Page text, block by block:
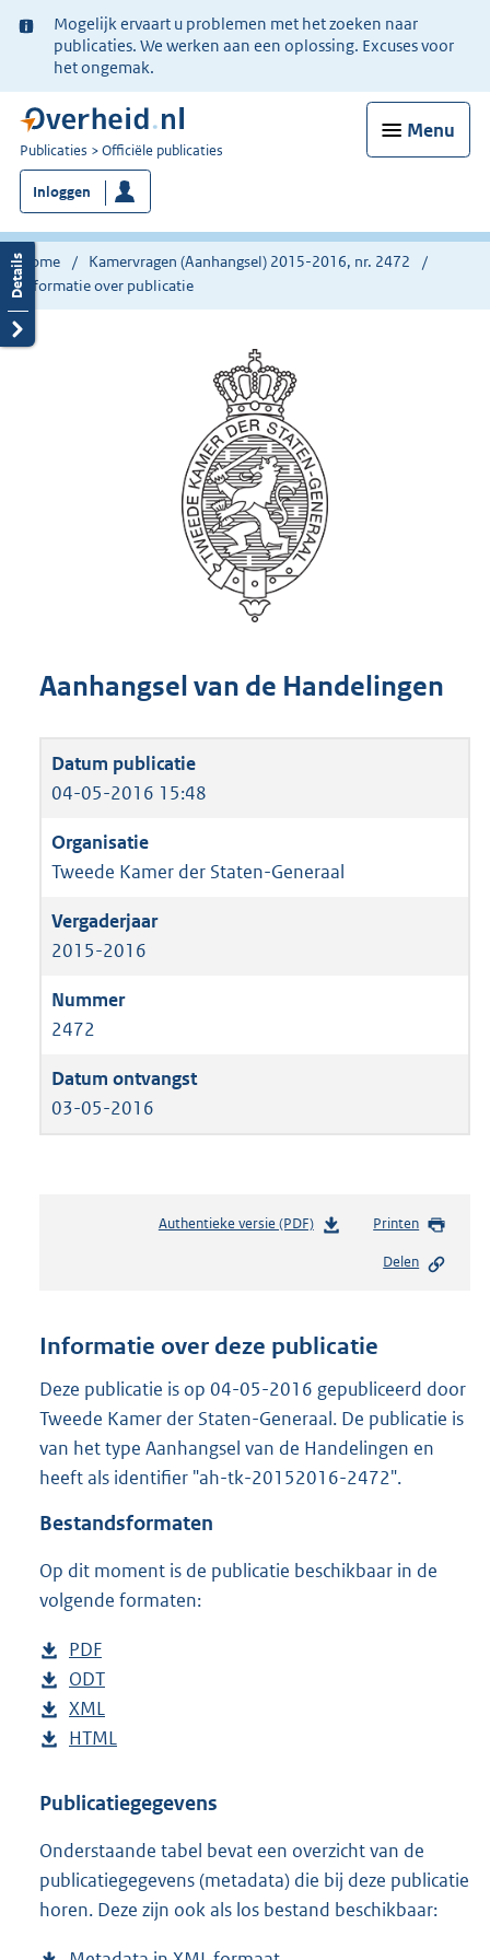
Ter
informatie:
Mogelijk ervaart u problemen met het zoeken naar
publicaties. We werken aan een oplossing. Excuses voor
het ongemak.
Menu
U
bent
nu
hier:
Publicaties Officiële publicaties
Inloggen
Home
Kamervragen (Aanhangsel) 2015-2016, nr. 2472
Informatie over publicatie
Aanhangsel van de Handelingen
04-05-2016 15:48
Tweede Kamer der Staten-Generaal
2015-2016
2472
03-05-2016
Authentieke versie (PDF)b
n
s
r
o
o
:
Printen
Delen
Informatie over deze publicatie
Deze publicatie is op 04-05-2016 gepubliceerd door
Tweede Kamer der Staten-Generaal. De publicatie is
van het type Aanhangsel van de Handelingen en
heeft als identifier "ah-tk-20152016-2472".
Bestandsformaten
Op dit moment is de publicatie beschikbaar in de
volgende formaten:
D
o
w
n
o
d
p
u
PDF
e
s
t
n
s
g
r
D
o
w
l
a
d
p
ODT
s
a
d
s
g
D
o
n
o
a
d
XML
e
t
n
d
s
D
w
l
o
a
HTML
s
a
n
d
Publicatiegegevens
Onderstaande tabel bevat een overzicht van de
publicatiegegevens (metadata) die bij deze publicatie
horen. Deze zijn ook als los bestand beschikbaar: